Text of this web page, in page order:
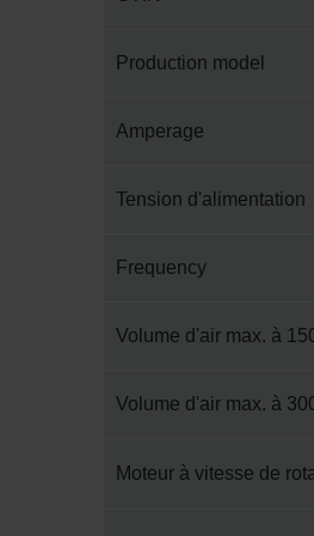
Production model
Amperage
Tension d'alimentation
Frequency
Volume d'air max. à
Volume d'air max. à
Moteur à vitesse de